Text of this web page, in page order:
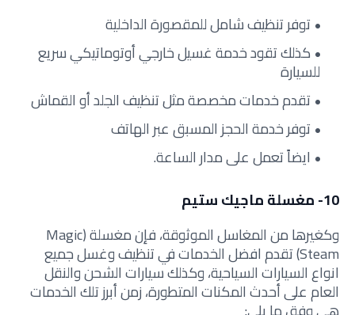
توفر تنظيف شامل للمقصورة الداخلية
كذلك تقود خدمة غسيل خارجي أوتوماتيكي سريع
للسيارة
تقدم خدمات مخصصة مثل تنظيف الجلد أو القماش
توفر خدمة الحجز المسبق عبر الهاتف
ايضاً تعمل على مدار الساعة.
10- مغسلة ماجيك ستيم
وكغيرها من المغاسل الموثوقة، فإن مغسلة (Magic
Steam) تقدم افضل الخدمات في تنظيف وغسل جميع
انواع السيارات السياحية، وكذلك سيارات الشحن والنقل
العام على أحدث المكنات المتطورة، زمن أبرز تلك الخدمات